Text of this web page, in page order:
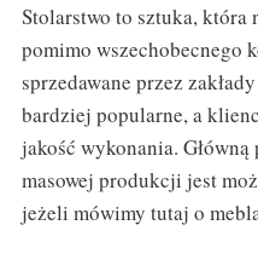
Stolarstwo to sztuka, która
pomimo wszechobecnego
sprzedawane przez
bardziej popularne, a
jakość wykonania.
masowej produkcji jest
jeżeli mówimy tutaj o